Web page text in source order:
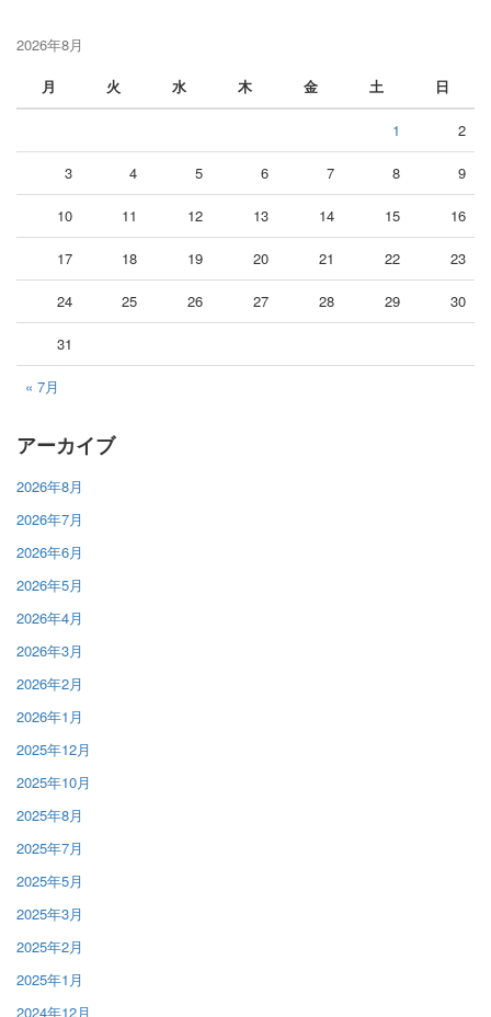
2026年8月
月
火 水 木 金 土 日
« 7月
1 2
3 4 5 6 7 8 9
10 11 12 13 14 15 16
17 18 19 20 21 22 23
24 25 26 27 28 29 30
31
アーカイブ
2026年8月
2026年7月
2026年6月
2026年5月
2026年4月
2026年3月
2026年2月
2026年1月
2025年12月
2025年10月
2025年8月
2025年7月
2025年5月
2025年3月
2025年2月
2025年1月
2024年12月